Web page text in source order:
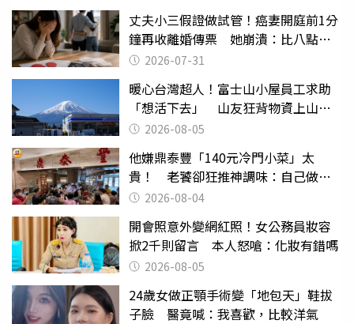
丈夫小三假證做試管！癌妻開庭前1分
鐘再收離婚傳票 她崩潰：比八點檔
還扯2026-07-31
暖心台灣超人！富士山小屋員工求助
「想活下去」 山友狂背物資上山：
台灣真的是寶島
2026-08-05
他嫌鼎泰豐「140元冷門小菜」太
貴！ 老饕卻狂推神調味：自己做不
出來2026-08-04
開會照意外變網紅照！女公務員妝容
掀2千則留言 本人怒嗆：化妝有錯嗎
2026-08-05
24歲女做正顎手術變「地包天」鞋拔
子臉 醫竟喊：我喜歡，比較洋氣